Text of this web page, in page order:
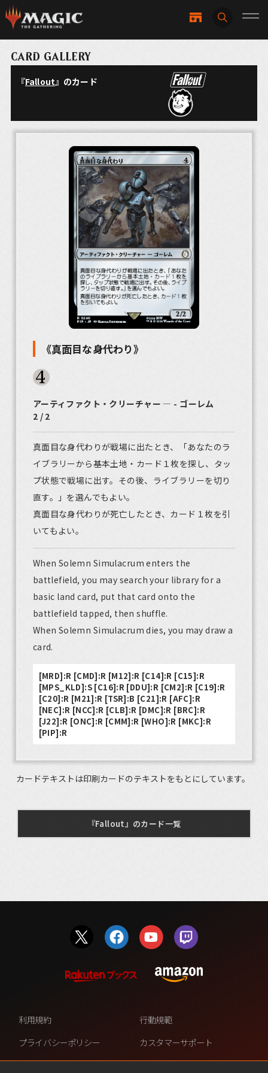
CARD GALLERY
『Fallout』のカード
《真面目な身代わり》
アーティファクト・クリーチャー ― - ゴーレム
2 / 2
真面目な身代わりが戦場に出たとき、「あなたのラ
イブラリーから基本土地・カード１枚を探し、タッ
プ状態で戦場に出す。その後、ライブラリーを切り
直す。」を選んでもよい。
真面目な身代わりが死亡したとき、カード１枚を引
いてもよい。
When Solemn Simulacrum enters the
battlefield, you may search your library for a
basic land card, put that card onto the
battlefield tapped, then shuffle.
When Solemn Simulacrum dies, you may draw a
card.
[MRD]:R [CMD]:R [M12]:R [C14]:R [C15]:R
[MPS_KLD]:S [C16]:R [DDU]:R [CM2]:R [C19]:R
[C20]:R [M21]:R [TSR]:B [C21]:R [AFC]:R
[NEC]:R [NCC]:R [CLB]:R [DMC]:R [BRC]:R
[J22]:R [ONC]:R [CMM]:R [WHO]:R [MKC]:R
[PIP]:R
カードテキストは印刷カードのテキストをもとにしています。
『Fallout』のカード一覧
利用規約
行動規範
プライバシーポリシー
カスタマーサポート
ファンコンテンツ・ポリシー
個人情報の販売や共有を許可し